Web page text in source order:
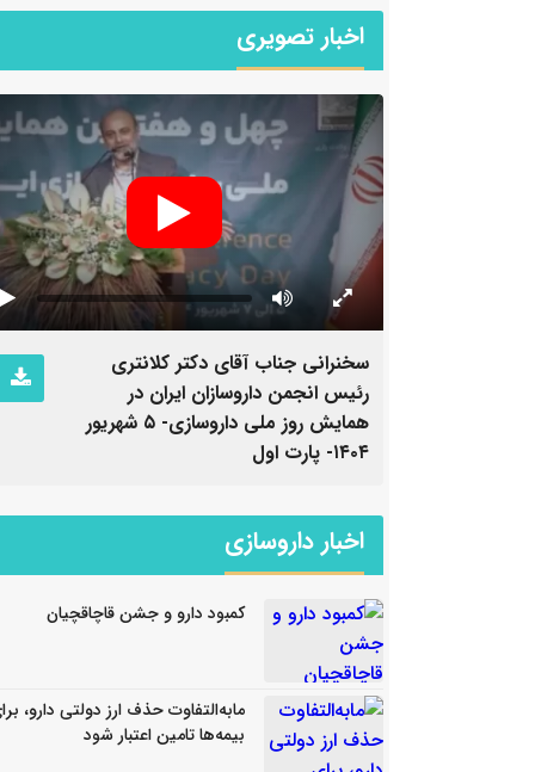
اخبار تصویری
سخنرانی جناب آقای دکتر کلانتری
رئیس انجمن داروسازان ایران در
همایش روز ملی داروسازی- ۵ شهریور
۱۴۰۴- پارت اول
اخبار داروسازی
کمبود دارو و جشن قاچاقچیان
مابه‌التفاوت حذف ارز دولتی دارو،
بیمه‌ها تامین اعتبار شود